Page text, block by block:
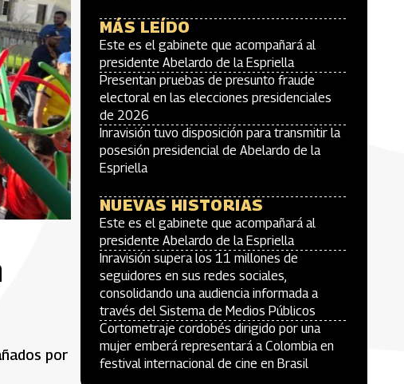
por
MÁS LEÍDO
Este es el gabinete que acompañará al
presidente Abelardo de la Espriella
Presentan pruebas de presunto fraude
electoral en las elecciones presidenciales
de 2026
Inravisión tuvo disposición para transmitir la
posesión presidencial de Abelardo de la
Espriella
NUEVAS HISTORIAS
Este es el gabinete que acompañará al
presidente Abelardo de la Espriella
Inravisión supera los 11 millones de
seguidores en sus redes sociales,
consolidando una audiencia informada a
través del Sistema de Medios Públicos
Cortometraje cordobés dirigido por una
mujer emberá representará a Colombia en
festival internacional de cine en Brasil